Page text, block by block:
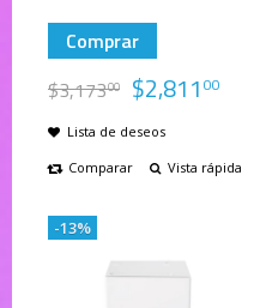
Comprar
$3,17300 $2,811 00
Lista de deseos
Comparar
Vista rápida
-13%